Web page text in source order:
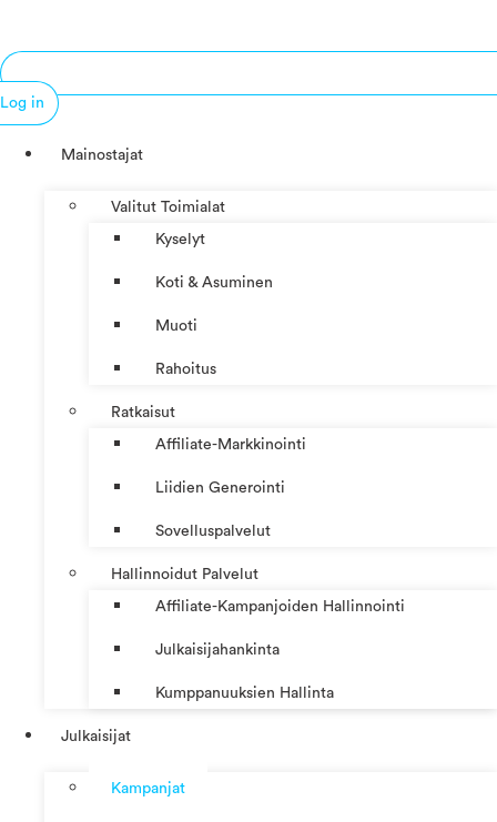
Log in
Mainostajat
Valitut Toimialat
Kyselyt
Koti & Asuminen
Muoti
Rahoitus
Ratkaisut
Affiliate-Markkinointi
Liidien Generointi
Sovelluspalvelut
Hallinnoidut Palvelut
Affiliate-Kampanjoiden Hallinnointi
Julkaisijahankinta
Kumppanuuksien Hallinta
Julkaisijat
Kampanjat